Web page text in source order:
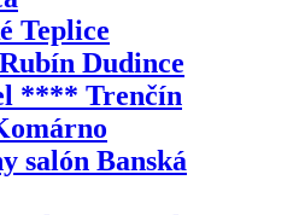
Teplice
Dudince
**** Trenčín
salón Banská